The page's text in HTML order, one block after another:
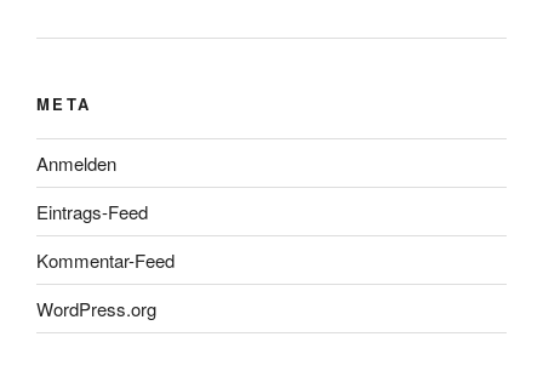
META
Anmelden
Eintrags-Feed
Kommentar-Feed
WordPress.org